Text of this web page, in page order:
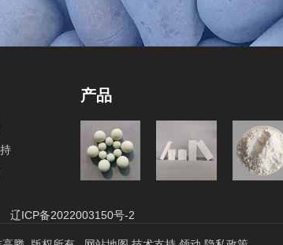
产品
研磨介质
球磨机内
衬砖
原料
辽ICP备2022003150号-2